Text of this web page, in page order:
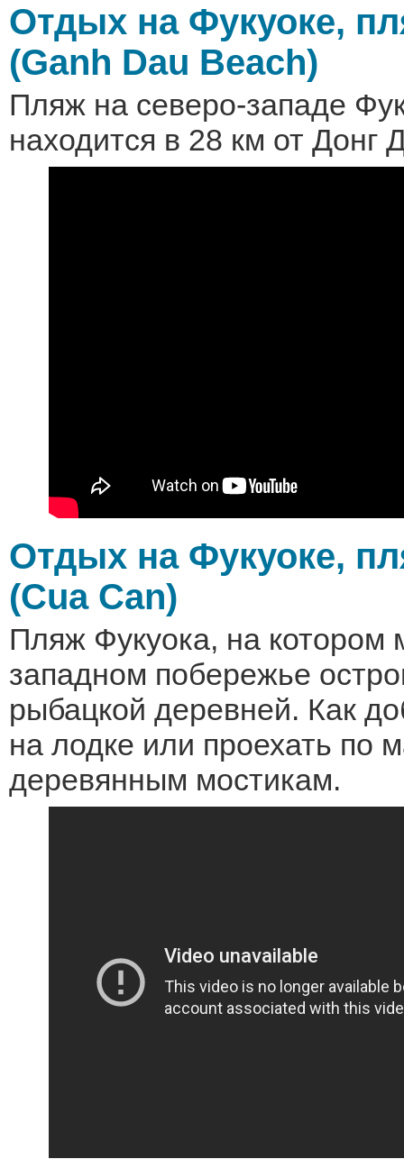
Отдых на Фукуоке,
(Ganh Dau Beach)
Пляж на северо-западе
находится в 28 км от Донг
Отдых на Фукуоке,
(Cua Can)
Пляж Фукуока, на котором
западном побережье
рыбацкой деревней. Как
на лодке или проехать по
деревянным мостикам.